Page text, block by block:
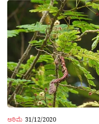
ಅರಿಮೆ 31/12/2020